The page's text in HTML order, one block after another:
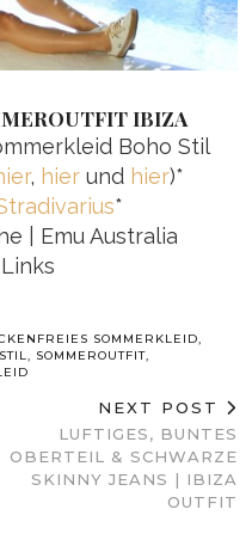
IBIZA
Boho Stil
, hier und hier)*
*
| Emu Australia
SOMMERKLEID
SOMMEROUTFIT
NEXT POST
LUFTIGES, BUNTES
OBERTEIL & SCHWARZE
SKINNY JEANS | IBIZA
OUTFIT